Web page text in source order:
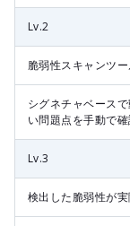
Lv.2
脆弱性スキャンツ
シグネチャベース
い問題点を手動で確
Lv.3
検出した脆弱性が